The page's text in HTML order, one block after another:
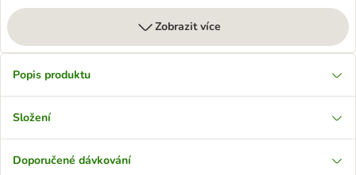
Zobrazit více
Popis produktu
Složení
Doporučené dávkování